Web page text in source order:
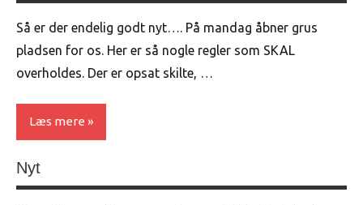
Så er der endelig godt nyt…. På mandag åbner grus
pladsen for os. Her er så nogle regler som SKAL
overholdes. Der er opsat skilte, …
Læs mere
Uncategorized
Nyt